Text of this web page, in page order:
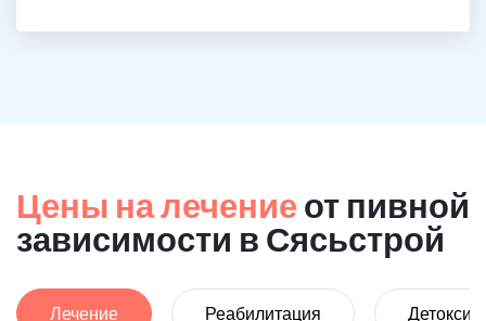
Цены на лечение от пивной
зависимости в Сясьстрой
Лечение Реабилитация